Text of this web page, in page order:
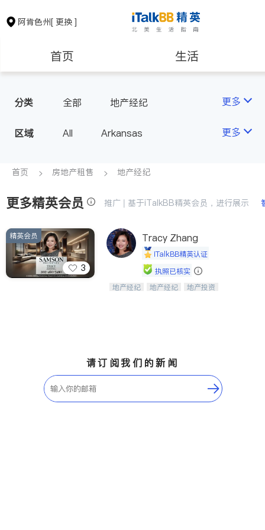
阿肯色州[ 更换 ]
首页 生活
房地产租售
教育
非盈利组织
分类 全部 地产经纪 更多
区域 All Arkansas 更多
首页 房地产租售 地产经纪
更多精英会员 推广 | 基于iTalkBB精英会员，进行展示
3
精英会员 Tracy Zhang
iTalkBB精英认证
执照已核实
Tracy Zhang - 引领大华府地区房产
地产经纪 地产经纪
地产投资
请订阅我们的新闻